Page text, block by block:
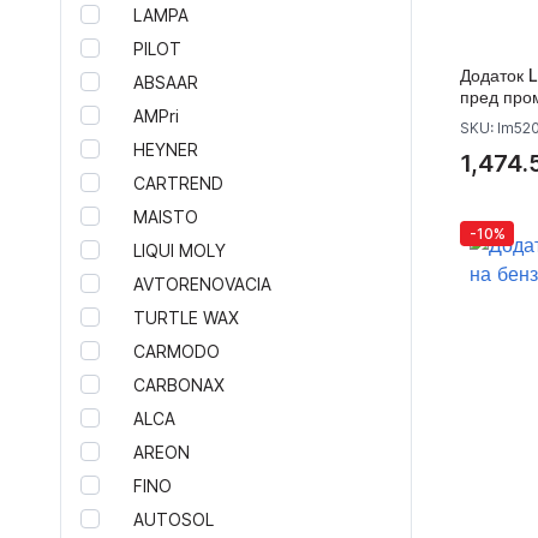
Додатоци за итни случаи
Екстериер
Кровни носачи за таван
Лајсни за врати
Метални капаци за мотор
Тунинг ретровизори
Подкрила
Додатоци за браници
Спојлери Motordrome Design
Тунинг прагови
Резервни делови за тунинг
Тунинг задни браници
Тунинг предни браници
Тунинг Спојлери
LAMPA
PILOT
ABSAAR
AMPri
HEYNER
CARTREND
MAISTO
LIQUI MOLY
AVTORENOVACIA
TURTLE WAX
CARMODO
CARBONAX
ALCA
AREON
FINO
AUTOSOL
Додаток
пред
SKU:
-10%